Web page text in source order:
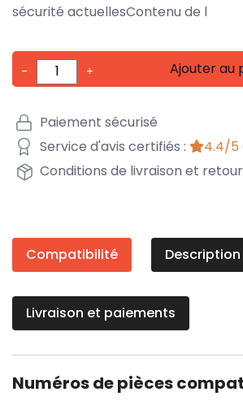
sécurité actuellesContenu de l
- + Ajouter au
Paiement sécurisé
Service d'avis certifiés :
4.4/5
Conditions de livraison et
Compatibilité
Livraison et paiements
Numéros de pièces